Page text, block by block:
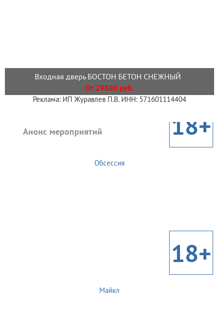
Входная дверь БОСТОН БЕТОН СНЕЖНЫЙ
От 29800 руб.
Реклама: ИП Журавлев П.В. ИНН: 571601114404
Анонс мероприятий 18+
Обсессия
18+
Майкл